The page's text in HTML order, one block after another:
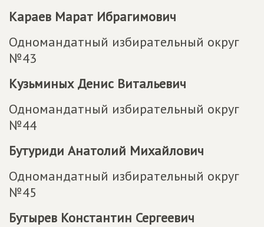
Караев Марат Ибрагимович
Одномандатный избирательный округ
№43
Кузьминых Денис Витальевич
Одномандатный избирательный округ
№44
Бутуриди Анатолий Михайлович
Одномандатный избирательный округ
№45
Бутырев Константин Сергеевич